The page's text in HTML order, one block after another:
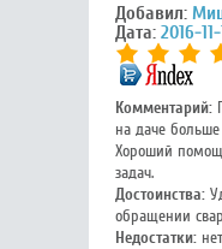
Добавил:
Дата: 2016-
Комментарий:
на даче
Хороший
задач.
Достоинства:
обращении
Недостатки:нет